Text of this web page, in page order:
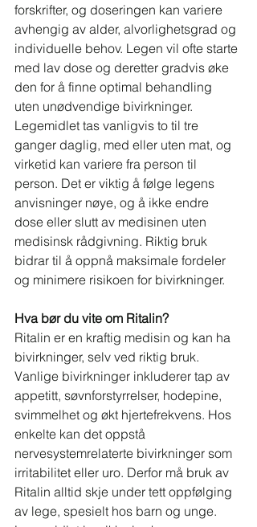
forskrifter, og doseringen kan variere
avhengig av alder, alvorlighetsgrad og
individuelle behov. Legen vil ofte starte
med lav dose og deretter gradvis øke
den for å finne optimal behandling
uten unødvendige bivirkninger.
Legemidlet tas vanligvis to til tre
ganger daglig, med eller uten mat, og
virketid kan variere fra person til
person. Det er viktig å følge legens
anvisninger nøye, og å ikke endre
dose eller slutt av medisinen uten
medisinsk rådgivning. Riktig bruk
bidrar til å oppnå maksimale fordeler
og minimere risikoen for bivirkninger.
Hva bør du vite om Ritalin?
Ritalin er en kraftig medisin og kan ha
bivirkninger, selv ved riktig bruk.
Vanlige bivirkninger inkluderer tap av
appetitt, søvnforstyrrelser, hodepine,
svimmelhet og økt hjertefrekvens. Hos
enkelte kan det oppstå
nervesystemrelaterte bivirkninger som
irritabilitet eller uro. Derfor må bruk av
Ritalin alltid skje under tett oppfølging
av lege, spesielt hos barn og unge.